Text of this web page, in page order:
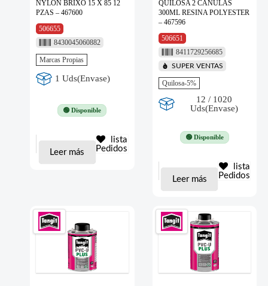
NYLON BRIXO 15 X 85 12
PZAS – 467600
506655
8430045060882
Marcas Propias
1 Uds(Envase)
🟢 Disponible
Leer más
lista
Pedidos
QUILOSA 2 CANULAS
300ML RESINA POLYESTER
– 467596
506651
8411729256685
SUPER VENTAS
Quilosa-5%
12 / 1020
Uds(Envase)
🟢 Disponible
Leer más
lista
Pedidos